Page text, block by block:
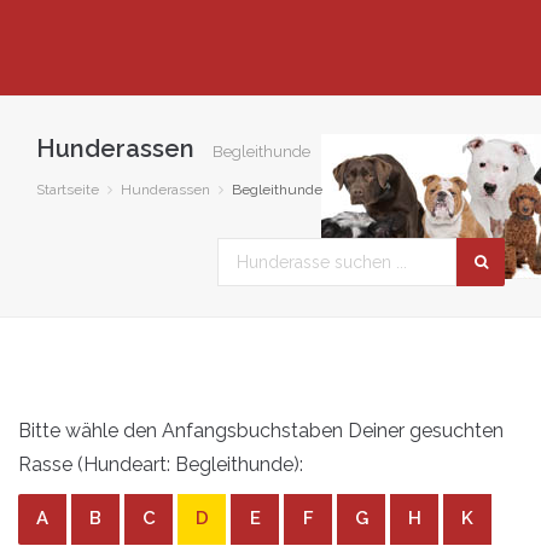
Hunderassen Begleithunde
Startseite Hunderassen Begleithunde
Bitte wähle den Anfangsbuchstaben Deiner gesuchten
Rasse (Hundeart: Begleithunde):
A B C D E F G H K